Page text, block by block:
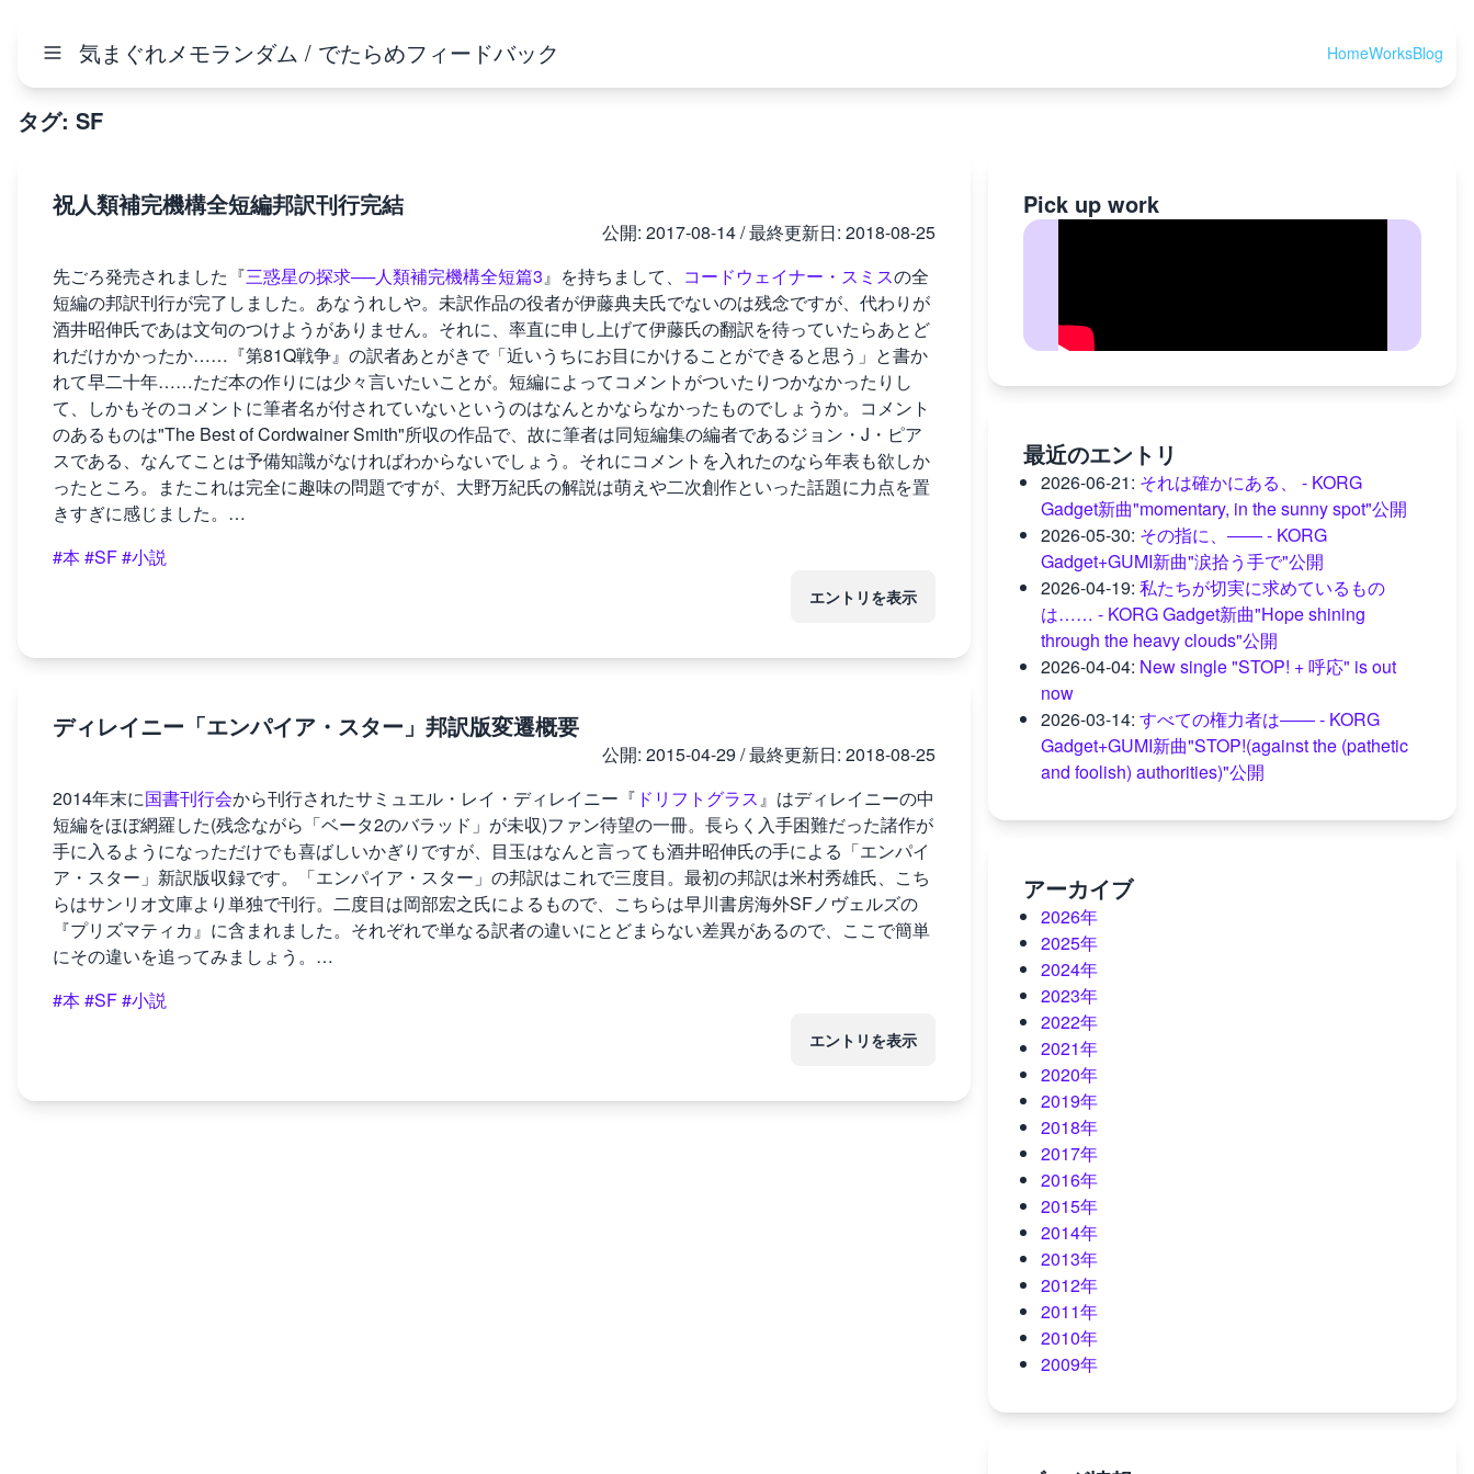
気まぐれメモランダム / でたらめフィードバック HomeWorksBlog
タグ: SF
祝人類補完機構全短編邦訳刊行完結
公開:2017-08-14/ 最終更新日:2018-08-25
先ごろ発売されました『三惑星の探求──人類補完機構全短篇3』を持ちまして、 コードウェイナー・スミスの全
短編の邦訳刊行が完了しました。あなうれしや。未訳作品の役者が伊藤典夫氏でないのは残念ですが、代わりが
酒井昭伸氏であは文句のつけようがありません。それに、率直に申し上げて伊藤氏の翻訳を待っていたらあとど
れだけかかったか……『第81Q戦争』の訳者あとがきで「近いうちにお目にかけることができると思う」と書か
れて早二十年……ただ本の作りには少々言いたいことが。短編によってコメントがついたりつかなかったりし
て、しかもそのコメントに筆者名が付されていないというのはなんとかならなかったものでしょうか。コメント
のあるものは"The Best of Cordwainer Smith"所収の作品で、故に筆者は同短編集の編者であるジョン・J・ピア
スである、なんてことは予備知識がなければわからないでしょう。それにコメントを入れたのなら年表も欲しか
ったところ。またこれは完全に趣味の問題ですが、大野万紀氏の解説は萌えや二次創作といった話題に力点を置
きすぎに感じました。…
#本#SF#小説
エントリを表示
ディレイニー「エンパイア・スター」邦訳版変遷概要
公開:2015-04-29 / 最終更新日:2018-08-25
2014年末に国書刊行会から刊行されたサミュエル・レイ・ディレイニー『 ドリフトグラス』はディレイニーの中
短編をほぼ網羅した(残念ながら「ベータ2のバラッド」が未収)ファン待望の一冊。長らく入手困難だった諸作が
手に入るようになっただけでも喜ばしいかぎりですが、目玉はなんと言っても酒井昭伸氏の手による「エンパイ
ア・スター」新訳版収録です。「エンパイア・スター」の邦訳はこれで三度目。最初の邦訳は米村秀雄氏、こち
らはサンリオ文庫より単独で刊行。二度目は岡部宏之氏によるもので、こちらは早川書房海外SFノヴェルズの
『プリズマティカ』に含まれました。それぞれで単なる訳者の違いにとどまらない差異があるので、ここで簡単
にその違いを追ってみましょう。…
#本#SF#小説
エントリを表示
Pick up work
最近のエントリ
2026-06-21: それは確かにある、 - KORG
Gadget新曲"momentary, in the sunny spot"公開
2026-05-30: その指に、―― - KORG
Gadget+GUMI新曲"涙拾う手で"公開
2026-04-19:私たちが切実に求めているもの
は…… - KORG Gadget新曲"Hope shining
through the heavy clouds"公開
2026-04-04: New single "STOP! + 呼応" is out
now
2026-03-14:すべての権力者は―― - KORG
Gadget+GUMI新曲"STOP!(against the (pathetic
and foolish) authorities)"公開
アーカイブ
2026年
2025年
2024年
2023年
2022年
2021年
2020年
2019年
2018年
2017年
2016年
2015年
2014年
2013年
2012年
2011年
2010年
2009年